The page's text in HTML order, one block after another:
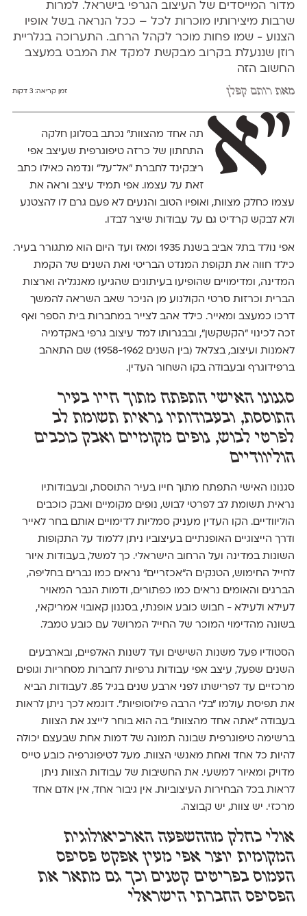
מדור המייסדים של העיצוב הגרפי בישראל. למרות
שרבות מיצירותיו מוכרות לכל – ככל הנראה בשל אופיו
הצנוע - שמו פחות מוכר לקהל הרחב. התערוכה בגלריית
רוזן שננעלת בקרוב מבקשת למקד את המבט במעצב
החשוב הזה
מאת רותם קפלן זמן קריאה:3 דקות
"א
תה אחד מהצוות" נכתב בסלוגן חלקה
התחתון של כרזה טיפוגרפית שעיצב אפי
ריבקינד לחברת "אל־על" ונדמה כאילו כתב
זאת על עצמו. אפי תמיד עיצב וראה את
עצמו כחלק מצוות, ואופיו הטוב והנעים לא פעם גרם לו להצטנע
ולא לבקש קרדיט גם על עבודות שיצר לבדו.
אפי נולד בתל אביב בשנת 1935 ומאז ועד היום הוא מתגורר בעיר.
כילד חווה את תקופת המנדט הבריטי ואת השנים של הקמת
המדינה, ומדימויים שהופיעו בעיתונים שהגיעו מאנגליה וארצות
הברית וכרזות סרטי הקולנוע מן הניכר שאב השראה להמשך
דרכו כמעצב ומאייר. כילד אהב לצייר במחברות בית הספר ואף
זכה לכינוי "הקשקשן", ובבגרותו למד עיצוב גרפי באקדמיה
לאמנות ועיצוב, בצלאל (בין השנים 1958-1962) שם התאהב
ברפידוגרף ובעבודה בקו השחור העדין.
סגנונו האישי התפתח מתוך חייו בעיר
התוססת, ובעבודותיו נראית תשומת לב
לפרטי לבוש, נופים מקומיים ואבק כוכבים
הוליוודיים
סגנונו האישי התפתח מתוך חייו בעיר התוססת, ובעבודותיו
נראית תשומת לב לפרטי לבוש, נופים מקומיים ואבק כוכבים
הוליוודיים. הקו העדין מעניק סמליות לדימויים אותם בחר לאייר
ודרך הייצוגיים האופנתיים בעיצוביו ניתן ללמוד על התקופות
השונות במדינה ועל הרחוב הישראלי. כך למשל, בעבודות איור
לחייל החימוש, הטנקים ה"אכזריים" נראים כמו גברים בחליפה,
הברגים והאומים נראים כמו כפתורים, ודמות הגבר המאויר
לעילא ולעילא - חבוש כובע אופנתי, בסגנון קאובוי אמריקאי,
בשונה מהדימוי המוכר של החייל המרושל עם כובע טמבל.
הסטודיו פעל משנות השישים ועד לשנות האלפיים, ובארבעים
השנים שפעל, עיצב אפי עבודות גרפיות לחברות מסחריות וגופים
מרכזיים עד לפרישתו לפני ארבע שנים בגיל 85. לעבודות הביא
את תפיסת עולמו "בלי הרבה פילוסופיות". דוגמא לכך ניתן לראות
בעבודה "אתה אחד מהצוות" בה הוא בוחר לייצג את הצוות
ברשימה טיפוגרפית שבונה תמונה של דמות אחת שבעצם יכולה
להיות כל אחד ואחת מאנשי הצוות. מעל לטיפוגרפיה כובע טייס
מדויק ומאיור למשעי. את החשיבות של עבודות הצוות ניתן
לראות בכל הבחירות העיצוביות. אין גיבור אחד, אין אדם אחד
מרכזי. יש צוות, יש קבוצה.
אולי כחלק מההשפעה הארכיאולוגית
המקומית יוצר אפי מעין אפקט פסיפס
העמוס בפריטים קטנים וכך גם מתאר את
הפסיפס החברתי הישראלי